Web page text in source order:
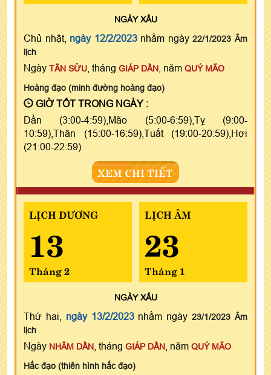
NGÀYXẤU
Chủ nhật, ngày 12/2/2023nhằm ngày22/1/2023 Âm
lịch
Ngày TÂN SỬU , tháng GIÁP DẦN , năm QUÝ MÃO
Hoàng đạo (minh đường hoàng đạo)
GIỜ TỐT TRONG NGÀY :
Dần (3:00-4:59),Mão (5:00-6:59),Tỵ (9:00-
10:59),Thân (15:00-16:59),Tuất (19:00-20:59),Hợi
(21:00-22:59)
XEM CHI TIẾT
LỊCH DƯƠNG
13
Tháng 2
LỊCH ÂM
23
Tháng 1
NGÀYXẤU
Thứ hai, ngày 13/2/2023nhằm ngày23/1/2023 Âm
lịch
Ngày NHÂM DẦN , tháng GIÁP DẦN , năm QUÝ MÃO
Hắc đạo (thiên hình hắc đạo)